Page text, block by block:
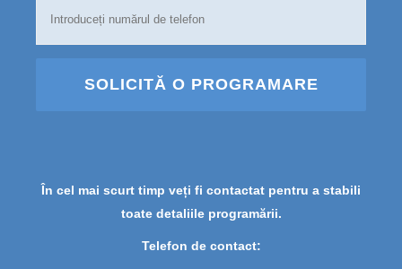
SOLICITĂ O PROGRAMARE
În cel mai scurt timp veți fi contactat pentru a stabili
toate detaliile programării.
Telefon de contact: